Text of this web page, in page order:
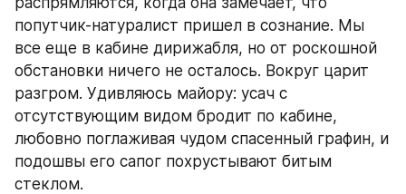
попутчик-натуралист пришел в сознание. Мы
все еще в кабине дирижабля, но от роскошной
обстановки ничего не осталось. Вокруг царит
разгром. Удивляюсь майору: усач с
отсутствующим видом бродит по кабине,
любовно поглаживая чудом спасенный графин, и
подошвы его сапог похрустывают битым
стеклом.